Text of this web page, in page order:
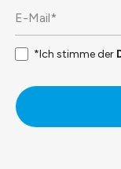
*Ich stimme der